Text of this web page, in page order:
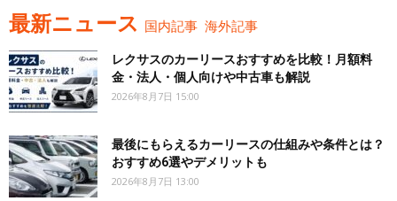
最新ニュース 国内記事 海外記事
レクサスのカーリースおすすめを比較！月額料
金・法人・個人向けや中古車も解説
2026年8月7日 15:00
最後にもらえるカーリースの仕組みや条件とは？
おすすめ6選やデメリットも
2026年8月7日 13:00